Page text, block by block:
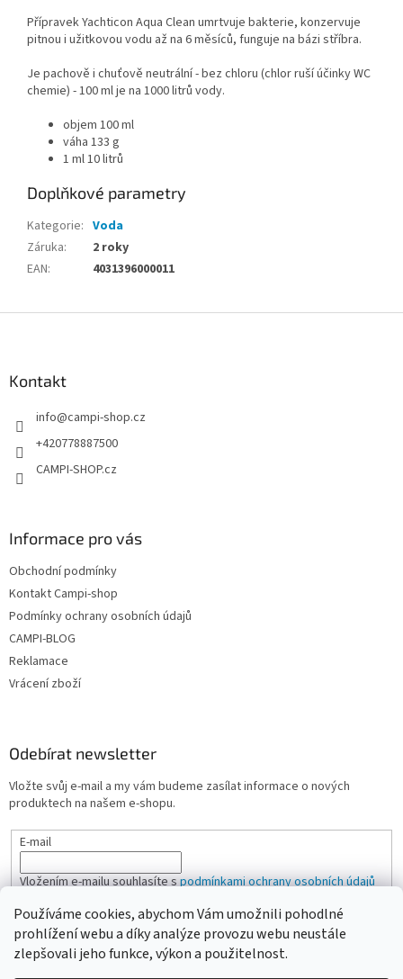
Používáme cookies, abychom Vám umožnili pohodlné
prohlížení webu a díky analýze provozu webu neustále
zlepšovali jeho funkce, výkon a použitelnost.
Přípravek Yachticon Aqua Clean umrtvuje bakterie, konzervuje
pitnou i užitkovou vodu až na 6 měsíců, funguje na bázi stříbra.
Je pachově i chuťově neutrální - bez chloru (chlor ruší účinky WC
chemie) - 100 ml je na 1000 litrů vody.
objem 100 ml
váha 133 g
1 ml 10 litrů
Doplňkové parametry
Kategorie: Voda
Záruka:
2 roky
EAN: 4031396000011
Kontakt
info@campi-shop.cz
+420778887500
CAMPI-SHOP.cz
Informace pro vás
Obchodní podmínky
Kontakt Campi-shop
Podmínky ochrany osobních údajů
CAMPI-BLOG
Reklamace
Vrácení zboží
Odebírat newsletter
Vložte svůj e-mail a my vám budeme zasílat informace o nových
produktech na našem e-shopu.
E-mail
Vložením e-mailu souhlasíte spodmínkami ochrany osobních údajů
PŘIHLÁSIT SE